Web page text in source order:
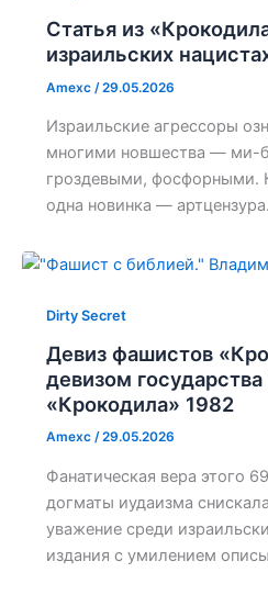
Статья из
израильских
Amexc /29.05.2026
Израильские агрессоры
многими новшества — ми-
гроздевыми, фосфорными.
одна новинка — артцензура.
Dirty Secret
Девиз фашистов
девизом
«Крокодила» 1982
Amexc /29.05.2026
Фанатическая вера этого
догматы иудаизма
уважение среди
издания с умилением